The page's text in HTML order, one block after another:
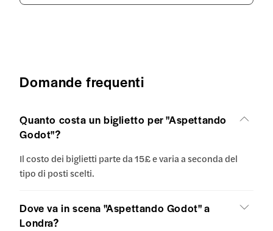
Domande frequenti
Quanto costa un biglietto per "Aspettando
Godot"?
Il costo dei biglietti parte da 15£ e varia a seconda del
tipo di posti scelti.
Dove va in scena "Aspettando Godot" a
Londra?